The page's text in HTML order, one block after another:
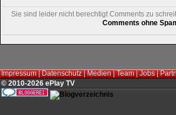
Sie sind leider nicht berechtigt Comments zu
Comments ohne
Impressum|Datenschutz|Medien|Team|Jobs|
© 2010-2026 ePlay TV